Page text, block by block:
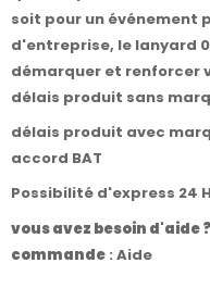
soit pour un événement
d'entreprise, le lanyard
démarquer et renforcer
délais produit sans
délais produit avec
accord BAT
Possibilité d'express 24
vous avez besoin d'aide
commande : Aide